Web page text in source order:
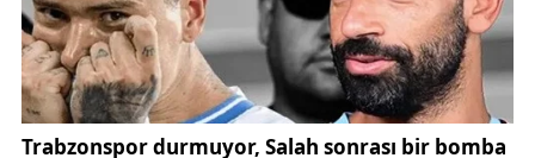
Seyirci katkısının önemine vurgu yapan Sivas
Gençlik ve Spor İl Müdürü Erdoğan Tunç ise tüm
biletlerin ücretsiz dağıtıldığını duyurdu. Biletler,
4 Eylül Spor Vadisi’ndeki bilet gişelerinden ve